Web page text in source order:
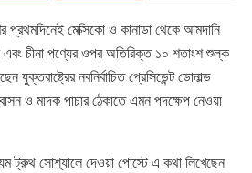
প্রথমদিনেই মেক্সিকো ও কানাডা থেকে আমদানি
চীনা পণ্যের ওপর অতিরিক্ত ১০ শতাংশ শুল্ক
নবনির্বাচিত প্রেসিডেন্ট ডোনাল্ড
ও মাদক পাচার ঠেকাতে এমন পদক্ষেপ নেওয়া
ট্রুথ সোশ্যালে দেওয়া পোস্টে এ কথা লিখেছেন